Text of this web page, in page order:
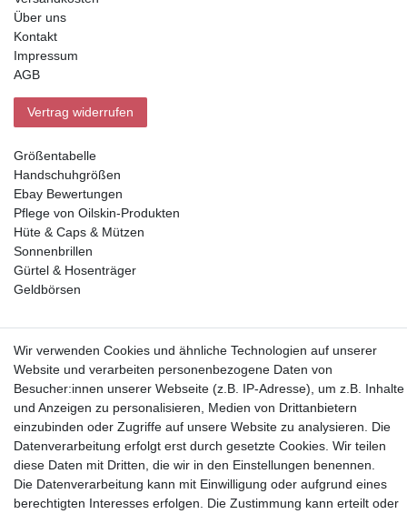
Über uns
Kontakt
Impressum
AGB
Vertrag widerrufen
Größentabelle
Handschuhgrößen
Ebay Bewertungen
Pflege von Oilskin-Produkten
Hüte & Caps & Mützen
Sonnenbrillen
Gürtel & Hosenträger
Geldbörsen
Partner
Wir verwenden Cookies und ähnliche Technologien auf unserer
Website und verarbeiten personenbezogene Daten von
Besucher:innen unserer Webseite (z.B. IP-Adresse), um z.B. Inhalte
und Anzeigen zu personalisieren, Medien von Drittanbietern
einzubinden oder Zugriffe auf unsere Website zu analysieren. Die
Datenverarbeitung erfolgt erst durch gesetzte Cookies. Wir teilen
diese Daten mit Dritten, die wir in den Einstellungen benennen.
Die Datenverarbeitung kann mit Einwilligung oder aufgrund eines
berechtigten Interesses erfolgen. Die Zustimmung kann erteilt oder